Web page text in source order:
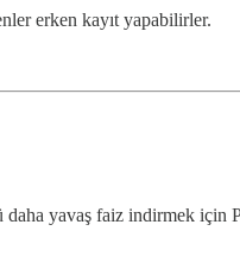
erken kayıt yapabilirler.
yavaş faiz indirmek için